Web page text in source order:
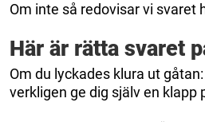
Om inte så redovisar vi svaret
Här är rätta svaret
Om du lyckades klura ut
verkligen ge dig själv en klapp